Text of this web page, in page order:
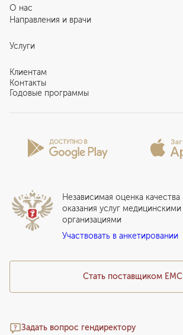
О нас
Отзывы пациентов
О клинике
Новости
Специалистам
Лицензии и сертификаты
Сотрудничество
Направления и врачи
Направления
Центры компетенций
Услуги
Индивидуальный план здоровья
Комплексные программы
Вакцинация
Стационар
Прайс-лист
Подарочный сертификат EMC
Медицинский туризм
Клиентам
Запись на прием
Вопросы и ответы
Статьи
Программы привилегий
Контакты
Годовые программы
Стать поставщиком ЕМС
Задать вопрос гендиректору
Независимая оценка качества
оказания услуг медицинскими
организациями
Участвовать в анкетировании